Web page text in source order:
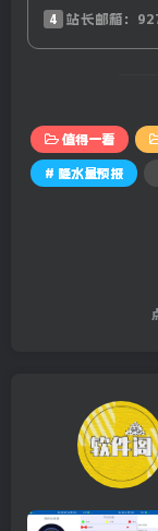
14、外媒：南太
至少14人死亡，
升，总理宣布进
15、泽连斯基向
【微语】以前年
4 站长邮箱：
值得一看
# 降水量预报